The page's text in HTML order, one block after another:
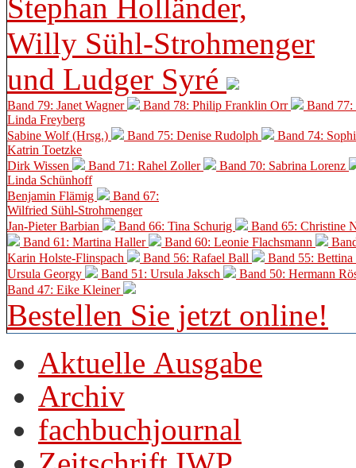
Stephan Holländer,
Willy Sühl-Strohmenger
und Ludger Syré
Band 79: Janet Wagner Band 78: Philip Franklin Orr
Band
Linda Freyberg
Sabine Wolf (Hrsg.)
Band 75: Denise Rudolph
Band 74:
Katrin Toetzke
Dirk Wissen
Band 71: Rahel Zoller
Band 70: Sabrina Lorenz
Linda Schünhoff
Benjamin Flämig
Band 67:
Wilfried Sühl-Strohmenger
Jan-Pieter Barbian
Band 66: Tina Schurig
Band 65: Christine
Band 61: Martina Haller
Band 60: Leonie Flachsmann
Karin Holste-Flinspach
Band 56: Rafael Ball
Band 55:
Ursula Georgy
Band 51: Ursula Jaksch Band 50: Hermann
Band 47: Eike Kleiner
Bestellen Sie jetzt online!
Aktuelle Ausgabe
Archiv
fachbuchjournal